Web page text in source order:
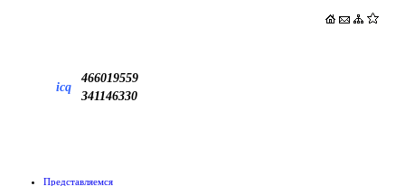
icq
466019559
341146330
Представляемся